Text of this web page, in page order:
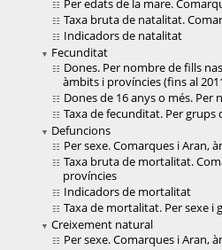
Per edats de la mare.
Taxa bruta de natalitat.
Indicadors de natalitat
Fecunditat
Dones. Per nombre de fills
àmbits i províncies (fins al
Dones de 16 anys o més.
Taxa de fecunditat. Per grups
Defuncions
Per sexe. Comarques i Aran,
Taxa bruta de mortalitat.
províncies
Indicadors de mortalitat
Taxa de mortalitat. Per sexe i
Creixement natural
Per sexe. Comarques i Aran,